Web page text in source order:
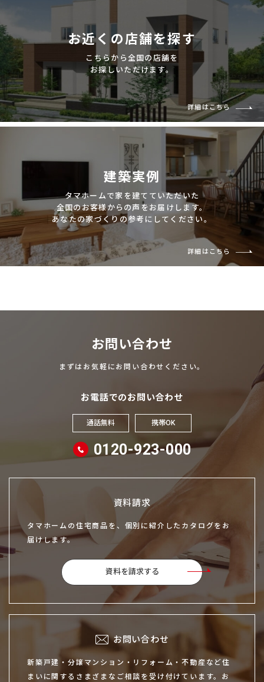
お近くの店舗を探す
こちらから全国の店舗を
お探しいただけます。
詳細はこちら
建築実例
タマホームで家を建てていただいた
全国のお客様からの声をお届けします。
あなたの家づくりの参考にしてください。
詳細はこちら
お問い合わせ
まずはお気軽にお問い合わせください。
お電話でのお問い合わせ
通話無料 携帯OK
0120-923-000
資料請求
タマホームの住宅商品を、個別に紹介したカタログをお
届けします。
資料を請求する
お問い合わせ
新築戸建・分譲マンション・リフォーム・不動産など住
まいに関するさまざまなご相談を受け付けています。お